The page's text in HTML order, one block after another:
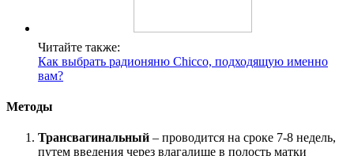
Читайте также:
Как выбрать радионяню Chicco, подходящую именно
вам?
Методы
Трансвагинальный – проводится на сроке 7-8 недель,
путем введения через влагалище в полость матки